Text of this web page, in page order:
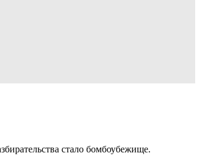
стало бомбоубежище.